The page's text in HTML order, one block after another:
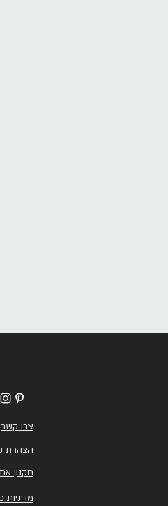
צרו קשר
הצהרת
תקנון
מדיניות